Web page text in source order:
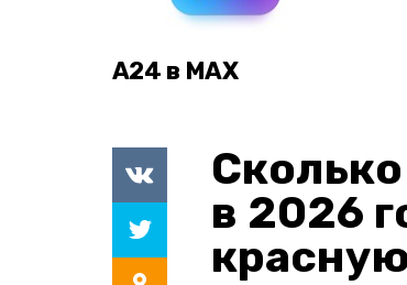
А24 в MAX
в 2026